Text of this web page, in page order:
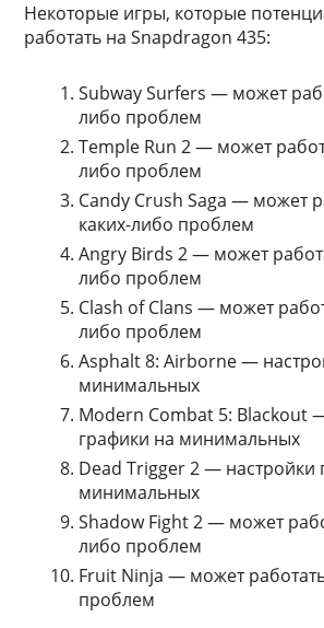
Некоторые игры, которые
работать на Snapdragon 435:
Subway Surfers — может
либо проблем
Temple Run 2 — может
либо проблем
Candy Crush Saga — может
каких-либо проблем
Angry Birds 2 — может
либо проблем
Clash of Clans — может
либо проблем
Asphalt 8: Airborne —
минимальных
Modern Combat 5: Blackout
графики на минимальных
Dead Trigger 2 — настройки
минимальных
Shadow Fight 2 — может
либо проблем
Fruit Ninja — может
проблем